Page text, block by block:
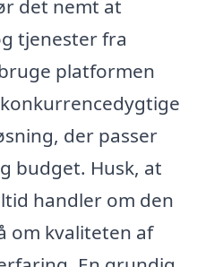
det nemt at
tjenester fra
platformen
der passer
budget. Husk, at
handler om den
om kvaliteten af